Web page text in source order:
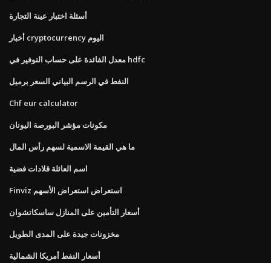
أسئلة اختبار عينة التجارة
أخبار cryptocurrency اليوم
معدل الفائدة على حساب التوفير في hdfc
النفط في الرسم البياني السعر برميل
Chf eur calculator
مكونات مؤشر البورصة اليونان
ما هي القيمة الاسمية لسهم رأس المال
اسم العائلة قلادات فضية
Finviz استعراض استعراض الأسهم
أسعار التأمين على المنازل ساسكاتشوان
مخزونات جيدة على المدى الطويل
أسعار النفط أمريكا الشمالية